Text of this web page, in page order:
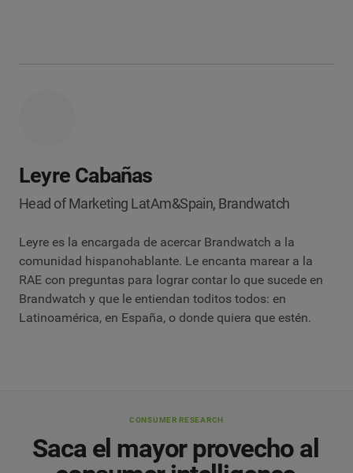
Leyre Cabañas
Head of Marketing LatAm&Spain, Brandwatch
Leyre es la encargada de acercar Brandwatch a la
comunidad hispanohablante. Le encanta marear a la
RAE con preguntas para lograr contar lo que sucede en
Brandwatch y que le entiendan toditos todos: en
Latinoamérica, en España, o donde quiera que estén.
CONSUMER RESEARCH
Saca el mayor provecho al